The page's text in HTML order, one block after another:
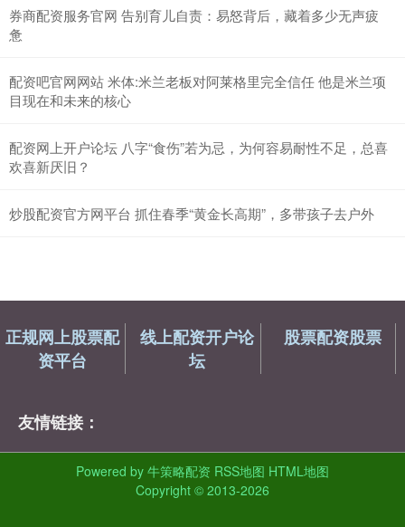
券商配资服务官网 告别育儿自责：易怒背后，藏着多少无声疲
惫
配资吧官网网站 米体:米兰老板对阿莱格里完全信任 他是米兰项
目现在和未来的核心
配资网上开户论坛 八字“食伤”若为忌，为何容易耐性不足，总喜
欢喜新厌旧？
炒股配资官方网平台 抓住春季“黄金长高期”，多带孩子去户外
正规网上股票配
资平台
线上配资开户论
坛
股票配资股票
友情链接：
Powered by 牛策略配资 RSS地图 HTML地图
Copyright © 2013-2026